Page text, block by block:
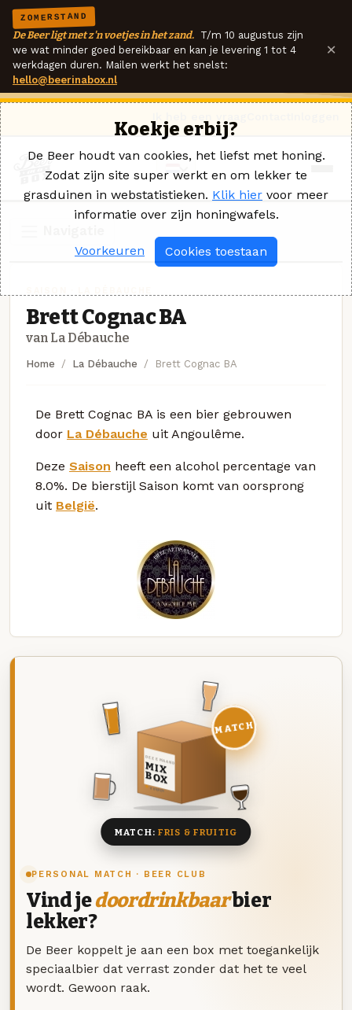
ZOMERSTAND
De Beer ligt met z'n voetjes in het zand. T/m 10 augustus zijn
we wat minder goed bereikbaar en kan je levering 1 tot 4
werkdagen duren. Mailen werkt het snelst:
hello@beerinabox.nl
×
Brett Cognac BA
van La Débauche
Home La Débauche Brett Cognac BA
De Brett Cognac BA is een bier gebrouwen
door La Débauche uit Angoulême.
Deze Saison heeft een alcohol percentage van
8.0%. De bierstijl Saison komt van oorsprong
uit België.
PERSONAL MATCH · BEER CLUB
Vind jedoordrinkbaarbier
lekker?
De Beer koppelt je aan een box met toegankelijk
speciaalbier dat verrast zonder dat het te veel
wordt. Gewoon raak.
DEZE MAAND
MIX
BOX
8 BIEREN
MATCH
MATCH: FRIS & FRUITIG
Koekje erbij?
De Beer houdt van cookies, het liefst met honing.
Zodat zijn site super werkt en om lekker te
grasduinen in webstatistieken. Klik hier voor meer
informatie over zijn honingwafels.
Voorkeuren Cookies toestaan